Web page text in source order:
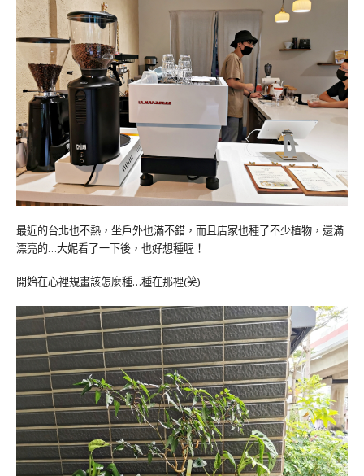
最近的台北也不熱，坐戶外也滿不錯，而且店家也種了不少植物，還滿
漂亮的…大妮看了一下後，也好想種喔！
開始在心裡規畫該怎麼種…種在那裡(笑)